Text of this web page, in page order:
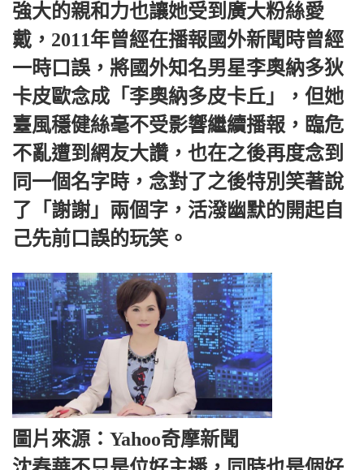
強大的親和力也讓她受到廣大粉絲愛
戴，2011年曾經在播報國外新聞時曾經
一時口誤，將國外知名男星李奧納多狄
卡皮歐念成「李奧納多皮卡丘」，但她
臺風穩健絲毫不受影響繼續播報，臨危
不亂遭到網友大讚，也在之後再度念到
同一個名字時，念對了之後特別笑著說
了「謝謝」兩個字，活潑幽默的開起自
己先前口誤的玩笑。
圖片來源：Yahoo奇摩新聞